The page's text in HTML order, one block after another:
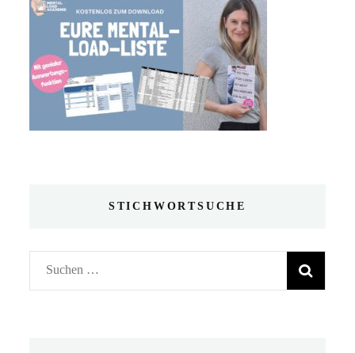
STICHWORTSUCHE
Suchen
nach: